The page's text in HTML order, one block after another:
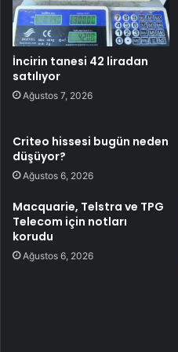
İncirin tanesi 42 liradan
satılıyor
Ağustos 7, 2026
Criteo hissesi bugün neden
düşüyor?
Ağustos 6, 2026
Macquarie, Telstra ve TPG
Telecom için notları
korudu
Ağustos 6, 2026